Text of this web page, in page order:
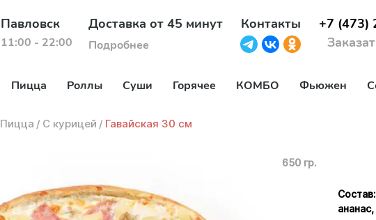
Павловск
11:00 - 22:00
Доставка от 45 минут
Подробнее
Контакты
+7 (473)
Пицца Роллы Суши Горячее КОМБО Фьюжен
Пицца / С курицей / Гавайская 30 см
650 гр.